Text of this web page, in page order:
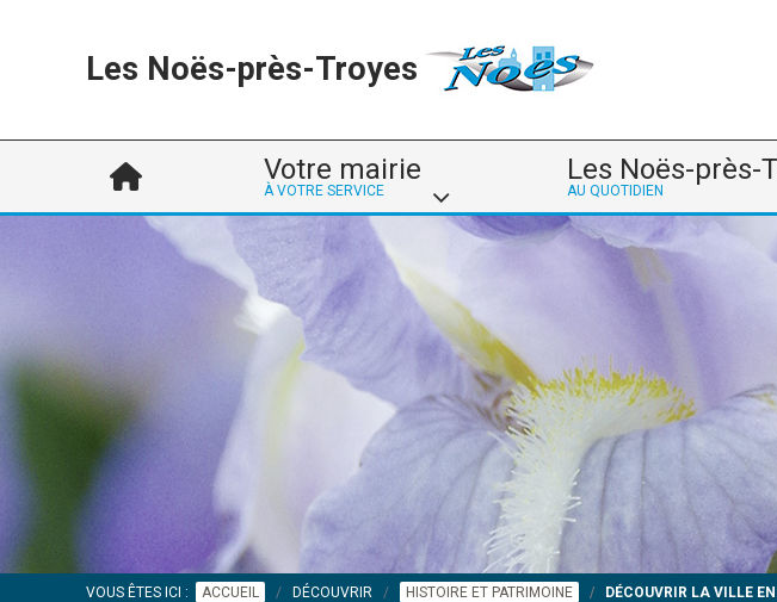
Les Noës-près-Troyes
Votre mairie
À VOTRE SERVICE
Les Noës-près-
AU QUOTIDIEN
VOUS ÊTES ICI : ACCUEIL DÉCOUVRIR HISTOIRE ET PATRIMOINE DÉCOUVRIR LA VILLE